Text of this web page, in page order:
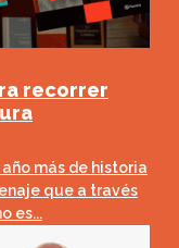
recorrer
más de historia
que a través
es...